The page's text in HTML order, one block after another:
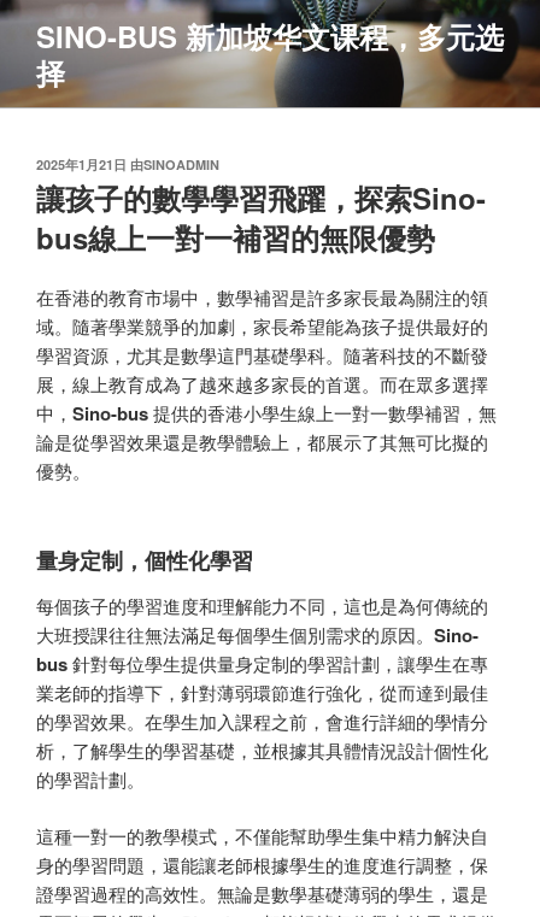
跳
容
SINO-BUS 新加坡华文课程，多元选
择
发
布
于
2025年1月21日 由SINOADMIN
讓孩子的數學學習飛躍，探索Sino-
bus線上一對一補習的無限優勢
在香港的教育市場中，數學補習是許多家長最為關注的領
域。隨著學業競爭的加劇，家長希望能為孩子提供最好的
學習資源，尤其是數學這門基礎學科。隨著科技的不斷發
展，線上教育成為了越來越多家長的首選。而在眾多選擇
中， Sino-bus提供的香港小學生線上一對一數學補習，無
論是從學習效果還是教學體驗上，都展示了其無可比擬的
優勢。
量身定制，個性化學習
每個孩子的學習進度和理解能力不同，這也是為何傳統的
大班授課往往無法滿足每個學生個別需求的原因。 Sino-
bus針對每位學生提供量身定制的學習計劃，讓學生在專
業老師的指導下，針對薄弱環節進行強化，從而達到最佳
的學習效果。在學生加入課程之前，會進行詳細的學情分
析，了解學生的學習基礎，並根據其具體情況設計個性化
的學習計劃。
這種一對一的教學模式，不僅能幫助學生集中精力解決自
身的學習問題，還能讓老師根據學生的進度進行調整，保
證學習過程的高效性。無論是數學基礎薄弱的學生，還是